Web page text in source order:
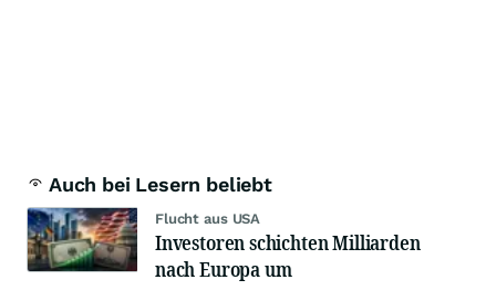
Auch bei Lesern beliebt
Flucht aus USA
Investoren schichten Milliarden
nach Europa um